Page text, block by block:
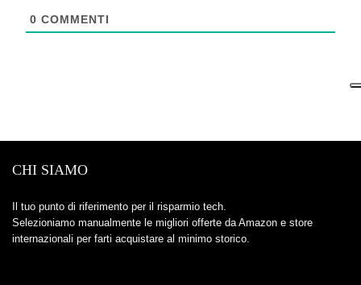
0 COMMENTI
CHI SIAMO
Il tuo punto di riferimento per il risparmio tech.
Selezioniamo manualmente le migliori offerte da Amazon e store
internazionali per farti acquistare al minimo storico.